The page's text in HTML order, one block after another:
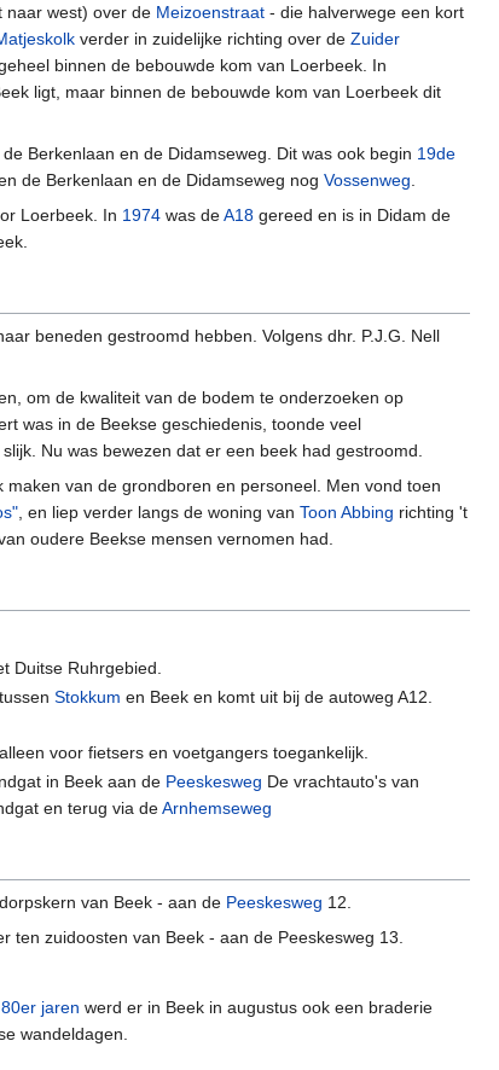
naar west) over de Meizoenstraat - die halverwege een kort
verder in zuidelijke richting over deZuider
binnen de bebouwde kom van Loerbeek. In
ligt, maar binnen de bebouwde kom van Loerbeek dit
Berkenlaan en de Didamseweg. Dit was ook begin 19de
de Berkenlaan en de Didamseweg nog Vossenweg
Loerbeek. In 1974 was deA18 gereed en is in Didam de
beneden gestroomd hebben. Volgens dhr. P.J.G. Nell
om de kwaliteit van de bodem te onderzoeken op
was in de Beekse geschiedenis, toonde veel
Nu was bewezen dat er een beek had gestroomd.
van de grondboren en personeel. Men vond toen
, en liep verder langs de woning van Toon Abbing richting 't
oudere Beekse mensen vernomen had.
Duitse Ruhrgebied.
tussenStokkum en Beek en komt uit bij de autoweg A12.
voor fietsers en voetgangers toegankelijk.
in Beek aan de Peeskesweg De vrachtauto's van
en terug via deArnhemseweg
van Beek - aan de Peeskesweg 12.
zuidoosten van Beek - aan de Peeskesweg 13.
80er jaren werd er in Beek in augustus ook een braderie
wandeldagen.